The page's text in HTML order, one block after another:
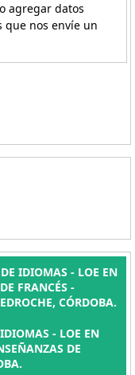
agregar datos
que nos envíe un
IDIOMAS - LOE EN
FRANCÉS -
CÓRDOBA.
- LOE EN
DE